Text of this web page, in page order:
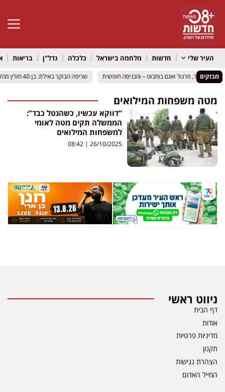
פתח
העיר שלי חדשות מלחמה בישראל כלכלה נדל"ן בריאות
מבזקים
רינת בר, מרגול ואגם בוחבוט – והכניסה חופשית
רינת בר, מרגול ואגם בוחבוט – והכניסה חופשית שריפה הבוקר באילת: בן 40 חולץ מהקומה השלישית עם כוויות בכל גופו – מצבו קשה
שריפה הבוקר באילת: בן 40 חולץ מהקומה השלישית עם כוויות בכל גופו – מצבו קשה
מטה משפחות המילואים
“דווקא עכשיו, כשהנטל כבד”:
הממשלה תקים מטה לאומי
למשפחות המילואים
26/10/2025
ניווט ראשי
דף הבית
אודות
מדיניות פרטיות
תקנון
הצהרת נגישות
המייל האדום